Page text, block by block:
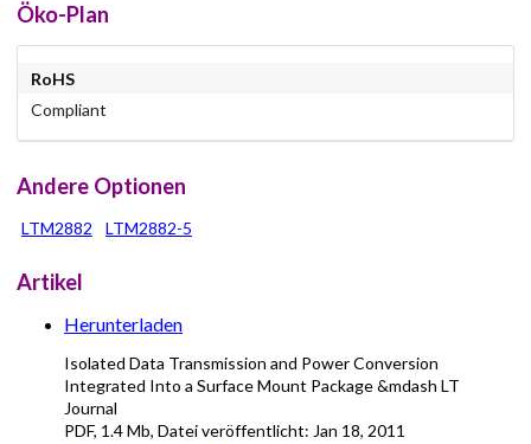
Öko-Plan
RoHS
Compliant
Andere Optionen
LTM2882 LTM2882-5
Artikel
Herunterladen
Isolated Data Transmission and Power Conversion
Integrated Into a Surface Mount Package &mdash LT
Journal
PDF, 1.4 Mb, Datei veröffentlicht: Jan 18, 2011